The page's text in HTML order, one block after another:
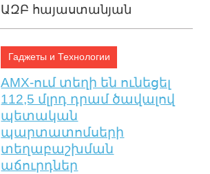
ԱԶԲ հայաստանյան
մշտական առաքելության
նոր տնօրեն։ Նա կղեկավարի
...Гаджеты и Технологии
AMX-ում տեղի են ունեցել
112,5 մլրդ դրամ ծավալով
պետական
պարտատոմսերի
տեղաբաշխման
աճուրդներ